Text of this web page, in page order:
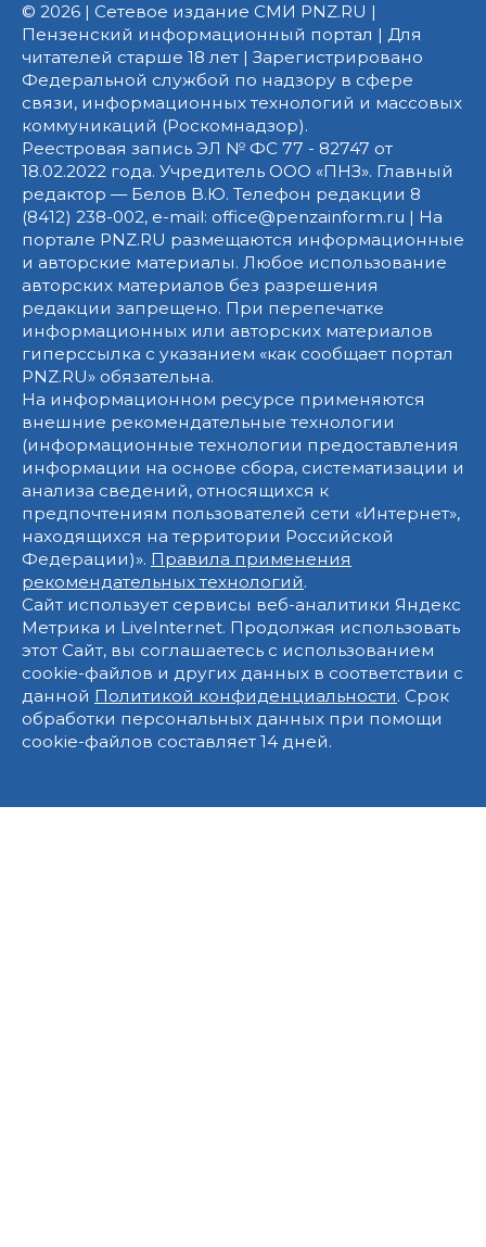
© 2026 | Сетевое издание СМИ PNZ.RU |
Пензенский информационный портал | Для
читателей старше 18 лет | Зарегистрировано
Федеральной службой по надзору в сфере
связи, информационных технологий и массовых
коммуникаций (Роскомнадзор).
Реестровая запись ЭЛ № ФС 77 - 82747 от
18.02.2022 года. Учредитель ООО «ПНЗ». Главный
редактор — Белов В.Ю. Телефон редакции 8
(8412) 238-002, e-mail: office@penzainform.ru | На
портале PNZ.RU размещаются информационные
и авторские материалы. Любое использование
авторских материалов без разрешения
редакции запрещено. При перепечатке
информационных или авторских материалов
гиперссылка с указанием «как сообщает портал
PNZ.RU» обязательна.
На информационном ресурсе применяются
внешние рекомендательные технологии
(информационные технологии предоставления
информации на основе сбора, систематизации и
анализа сведений, относящихся к
предпочтениям пользователей сети «Интернет»,
находящихся на территории Российской
Федерации)». Правила применения
рекомендательных технологий.
Сайт использует сервисы веб-аналитики Яндекс
Метрика и LiveInternet. Продолжая использовать
этот Сайт, вы соглашаетесь с использованием
cookie-файлов и других данных в соответствии с
данной Политикой конфиденциальности. Срок
обработки персональных данных при помощи
cookie-файлов составляет 14 дней.